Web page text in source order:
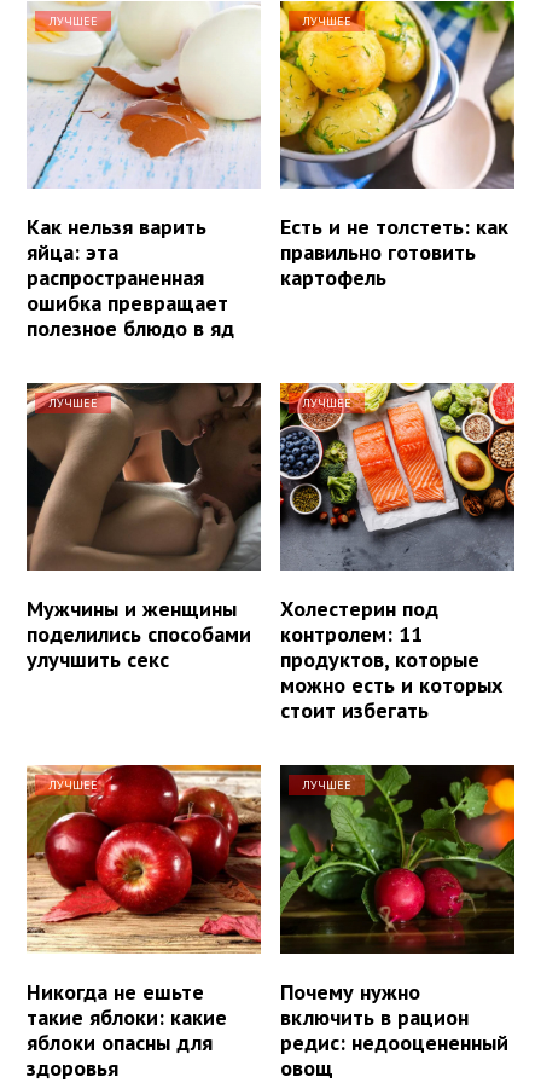
ЛУЧШЕЕ
Как нельзя варить
яйца: эта
распространенная
ошибка превращает
полезное блюдо в яд
ЛУЧШЕЕ
Есть и не толстеть: как
правильно готовить
картофель
ЛУЧШЕЕ
Мужчины и женщины
поделились способами
улучшить секс
ЛУЧШЕЕ
Холестерин под
контролем: 11
продуктов, которые
можно есть и которых
стоит избегать
ЛУЧШЕЕ
Никогда не ешьте
такие яблоки: какие
яблоки опасны для
здоровья
ЛУЧШЕЕ
Почему нужно
включить в рацион
редис: недооцененный
овощ